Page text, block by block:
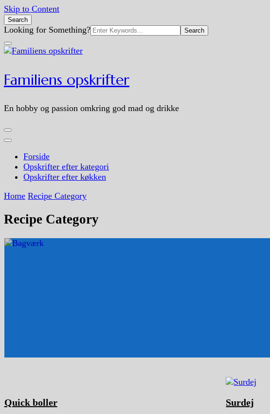
Skip to Content
Search
Search
for:
Looking for Something?
Familiens opskrifter
En hobby og passion omkring god mad og drikke
Forside
Opskrifter efter kategori
Opskrifter efter køkken
Home Recipe Category
Recipe Category
Quick boller Surdej